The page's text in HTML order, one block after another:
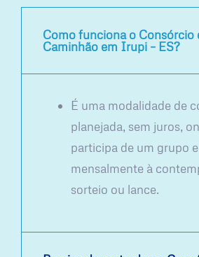
Como funciona o Consórcio
Caminhão em Irupi – ES?
É uma modalidade de
planejada, sem juros,
participa de um grupo
mensalmente à
sorteio ou lance.